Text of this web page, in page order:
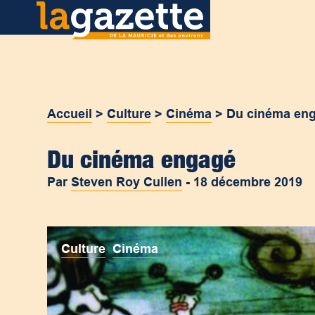
Accueil >Culture >Cinéma > Du cinéma
Du cinéma engagé
ParSteven Roy Cullen - 18 décembre 2019
Culture,Cinéma